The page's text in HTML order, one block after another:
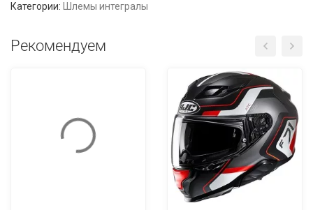
Категории: Шлемы интегралы
Рекомендуем